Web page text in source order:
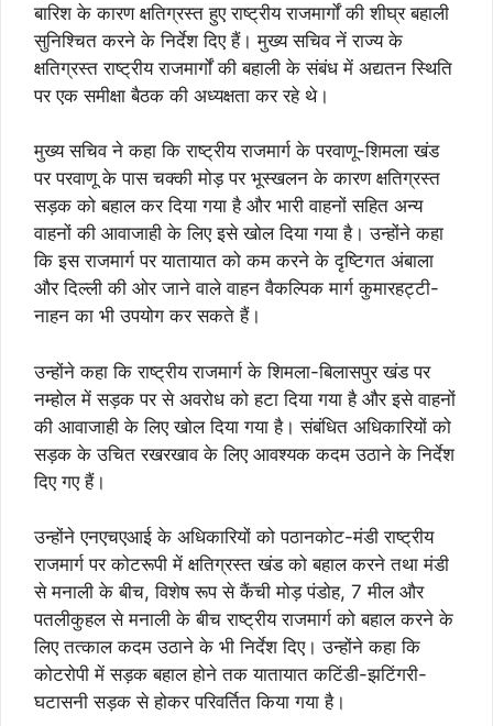
बारिश के कारण क्षतिग्रस्त हुए राष्ट्रीय राजमार्गों की शीघ्र बहाली
सुनिश्चित करने के निर्देश दिए हैं। मुख्य सचिव नें राज्य के
क्षतिग्रस्त राष्ट्रीय राजमार्गों की बहाली के संबंध में अद्यतन स्थिति
पर एक समीक्षा बैठक की अध्यक्षता कर रहे थे।
मुख्य सचिव ने कहा कि राष्ट्रीय राजमार्ग के परवाणू-शिमला खंड
पर परवाणू के पास चक्की मोड़ पर भूस्खलन के कारण क्षतिग्रस्त
सड़क को बहाल कर दिया गया है और भारी वाहनों सहित अन्य
वाहनों की आवाजाही के लिए इसे खोल दिया गया है। उन्होंने कहा
कि इस राजमार्ग पर यातायात को कम करने के दृष्टिगत अंबाला
और दिल्ली की ओर जाने वाले वाहन वैकल्पिक मार्ग कुमारहट्टी-
नाहन का भी उपयोग कर सकते हैं।
उन्होंने कहा कि राष्ट्रीय राजमार्ग के शिमला-बिलासपुर खंड पर
नम्होल में सड़क पर से अवरोध को हटा दिया गया है और इसे वाहनों
की आवाजाही के लिए खोल दिया गया है। संबंधित अधिकारियों को
सड़क के उचित रखरखाव के लिए आवश्यक कदम उठाने के निर्देश
दिए गए हैं।
उन्होंने एनएचएआई के अधिकारियों को पठानकोट-मंडी राष्ट्रीय
राजमार्ग पर कोटरूपी में क्षतिग्रस्त खंड को बहाल करने तथा मंडी
से मनाली के बीच, विशेष रूप से कैंची मोड़ पंडोह, 7 मील और
पतलीकुहल से मनाली के बीच राष्ट्रीय राजमार्ग को बहाल करने के
लिए तत्काल कदम उठाने के भी निर्देश दिए। उन्होंने कहा कि
कोटरोपी में सड़क बहाल होने तक यातायात कटिंडी-झटिंगरी-
घटासनी सड़क से होकर परिवर्तित किया गया है।